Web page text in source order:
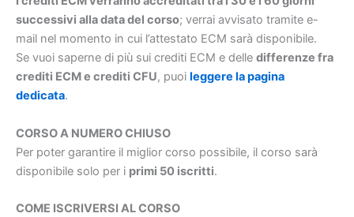
successivi alla data del corso; verrai avvisato tramite e-
mail nel momento in cui l’attestato ECM sarà disponibile.
Se vuoi saperne di più sui crediti ECM e delle differenze fra
crediti ECM e crediti CFU, puoi leggere la pagina
dedicata.
CORSO A NUMERO CHIUSO
Per poter garantire il miglior corso possibile, il corso sarà
disponibile solo per i primi 50 iscritti.
COME ISCRIVERSI AL CORSO